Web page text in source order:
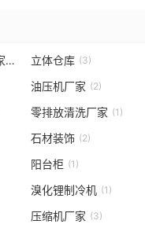
安全阀消音器厂家
(1) 立体仓库 (3)
油压机厂家 (2)
零排放清洗厂家 (1)
石材装饰 (2)
阳台柜 (1)
溴化锂制冷机 (1)
压缩机厂家 (3)